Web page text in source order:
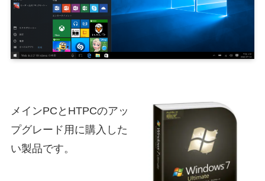
メインPCとHTPCのアッ
プグレード用に購入した
い製品です。